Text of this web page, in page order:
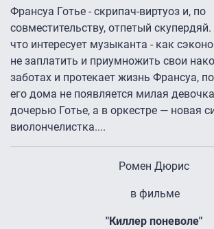
Франсуа Готье - скрипач-виртуоз и, по
совместительству, отпетый скупердяй.
что интересует музыканта - как
не заплатить и приумножить свои
заботах и протекает жизнь Франсуа,
его дома не появляется милая
дочерью Готье, а в оркестре — новая
виолончелистка....
Ромен Дюрис
в фильме
"Киллер поневоле"